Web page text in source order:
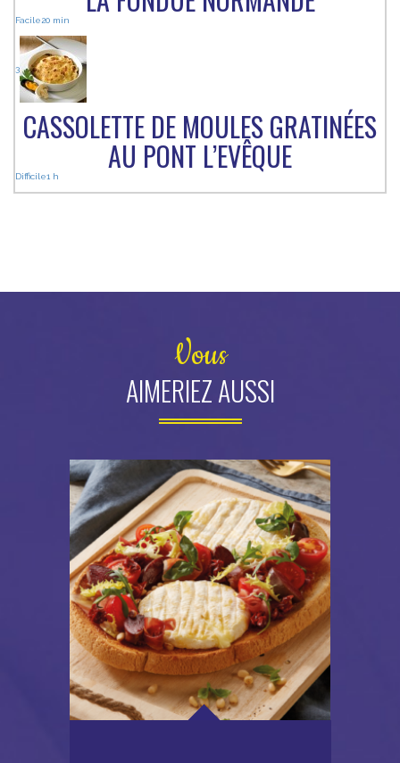
Facile20 min
3
CASSOLETTE DE MOULES GRATINÉES
AU PONT L’EVÊQUE
Difficile1 h
Vous
AIMERIEZ AUSSI